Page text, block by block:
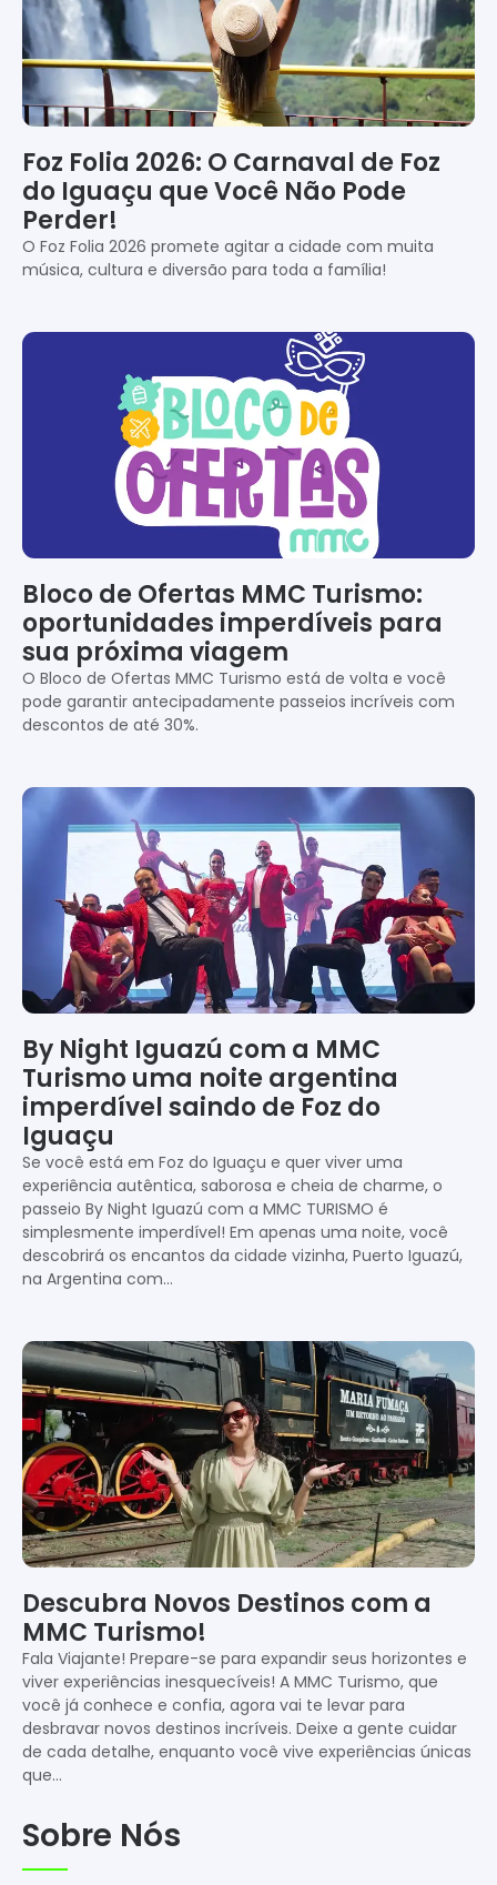
Foz Folia 2026: O Carnaval de Foz
do Iguaçu que Você Não Pode
Perder!
O Foz Folia 2026 promete agitar a cidade com muita
música, cultura e diversão para toda a família!
Bloco de Ofertas MMC Turismo:
oportunidades imperdíveis para
sua próxima viagem
O Bloco de Ofertas MMC Turismo está de volta e você
pode garantir antecipadamente passeios incríveis com
descontos de até 30%.
By Night Iguazú com a MMC
Turismo uma noite argentina
imperdível saindo de Foz do
Iguaçu
Se você está em Foz do Iguaçu e quer viver uma
experiência autêntica, saborosa e cheia de charme, o
passeio By Night Iguazú com a MMC TURISMO é
simplesmente imperdível! Em apenas uma noite, você
descobrirá os encantos da cidade vizinha, Puerto Iguazú,
na Argentina com…
Descubra Novos Destinos com a
MMC Turismo!
Fala Viajante! Prepare-se para expandir seus horizontes e
viver experiências inesquecíveis! A MMC Turismo, que
você já conhece e confia, agora vai te levar para
desbravar novos destinos incríveis. Deixe a gente cuidar
de cada detalhe, enquanto você vive experiências únicas
que…
Sobre Nós